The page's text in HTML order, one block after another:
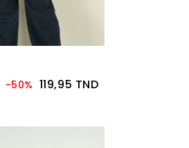
-50% 119,95 TND